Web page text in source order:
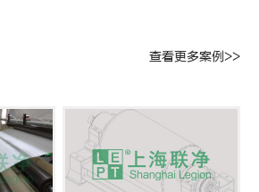
查看更多案例>>